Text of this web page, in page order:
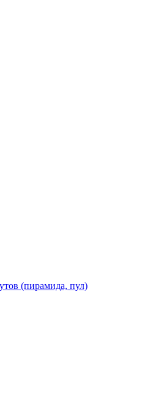
(пирамида, пул)